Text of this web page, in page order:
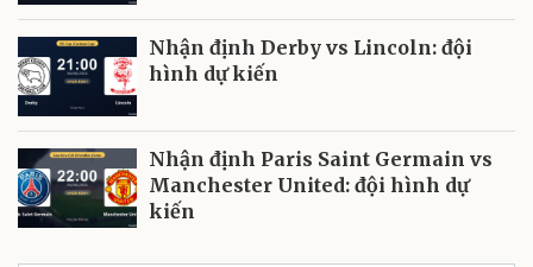
Nhận định Derby vs Lincoln: đội
hình dự kiến
Nhận định Paris Saint Germain vs
Manchester United: đội hình dự
kiến